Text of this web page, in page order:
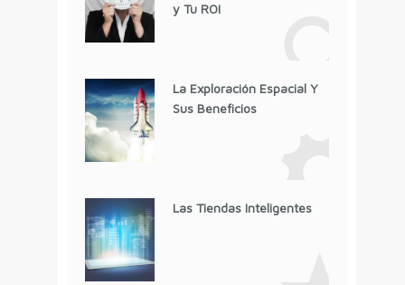
y Tu ROI
La Exploración Espacial Y
Sus Beneficios
Las Tiendas Inteligentes